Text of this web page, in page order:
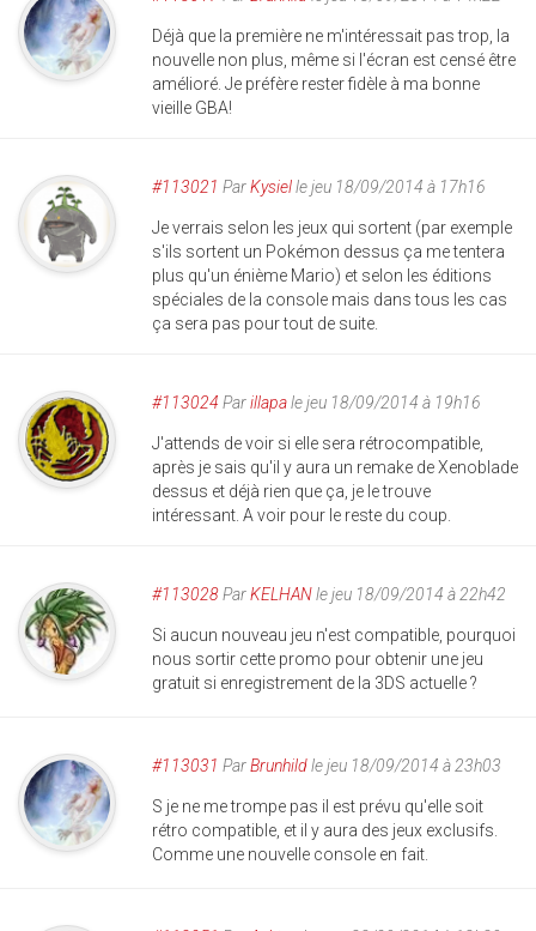
Déjà que la première ne m'intéressait pas trop, la
nouvelle non plus, même si l'écran est censé être
amélioré. Je préfère rester fidèle à ma bonne
vieille GBA!
#113021 ParKysielle jeu 18/09/2014 à 17h16
Je verrais selon les jeux qui sortent (par exemple
s'ils sortent un Pokémon dessus ça me tentera
plus qu'un énième Mario) et selon les éditions
spéciales de la console mais dans tous les cas
ça sera pas pour tout de suite.
#113024 Parillapale jeu 18/09/2014 à 19h16
J'attends de voir si elle sera rétrocompatible,
après je sais qu'il y aura un remake de Xenoblade
dessus et déjà rien que ça, je le trouve
intéressant. A voir pour le reste du coup.
#113028ParKELHANle jeu 18/09/2014 à 22h42
Si aucun nouveau jeu n'est compatible, pourquoi
nous sortir cette promo pour obtenir une jeu
gratuit si enregistrement de la 3DS actuelle ?
#113031 ParBrunhildle jeu 18/09/2014 à 23h03
S je ne me trompe pas il est prévu qu'elle soit
rétro compatible, et il y aura des jeux exclusifs.
Comme une nouvelle console en fait.